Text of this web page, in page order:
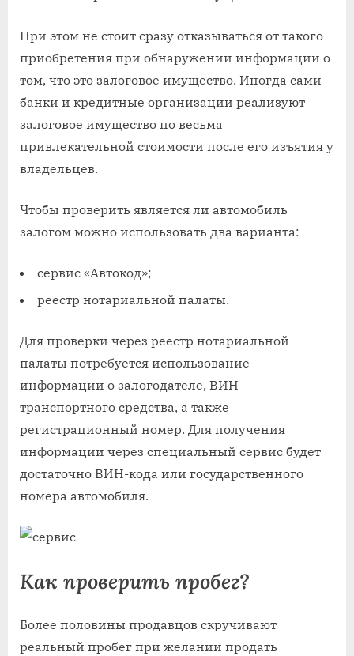
При этом не стоит сразу отказываться от такого
приобретения при обнаружении информации о
том, что это залоговое имущество. Иногда сами
банки и кредитные организации реализуют
залоговое имущество по весьма
привлекательной стоимости после его изъятия у
владельцев.
Чтобы проверить является ли автомобиль
залогом можно использовать два варианта:
сервис «Автокод»;
реестр нотариальной палаты.
Для проверки через реестр нотариальной
палаты потребуется использование
информации о залогодателе, ВИН
транспортного средства, а также
регистрационный номер. Для получения
информации через специальный сервис будет
достаточно ВИН-кода или государственного
номера автомобиля.
Как проверить пробег?
Более половины продавцов скручивают
реальный пробег при желании продать